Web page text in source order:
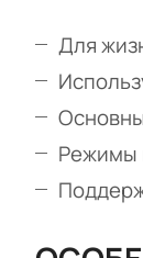
Для
Режимы